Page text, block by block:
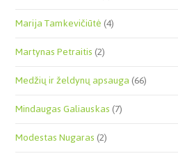
Marija Tamkevičiūtė(4)
Martynas Petraitis(2)
Medžių ir želdynų apsauga(66)
Mindaugas Galiauskas(7)
Modestas Nugaras(2)